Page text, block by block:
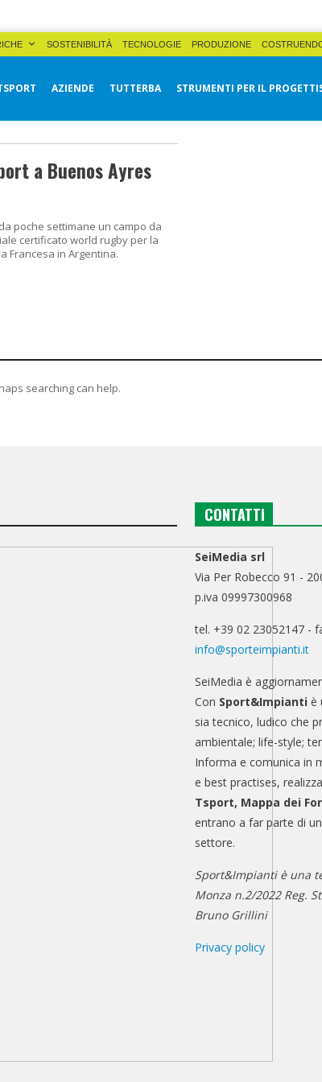
SOSTENIBILITÀ TECNOLOGIE PRODUZIONE
AZIENDE TUTTERBA STRUMENTI PER IL
a Buenos Ayres
poche settimane un campo da
certificato world rugby per la
Francesa in Argentina.
searching can help.
CONTATTI
SeiMedia srl
Via Per Robecco 91 -
p.iva 09997300968
tel. +39 02 23052147 -
info@sporteimpianti.it
SeiMedia è
Con Sport&Impianti è
sia tecnico, ludico che
ambientale; life-style;
Informa e comunica in
e best practises,
Tsport, Mappa dei
entrano a far parte di
settore.
Sport&Impianti è una
Monza n.2/2022 Reg.
Bruno Grillini
Privacy policy